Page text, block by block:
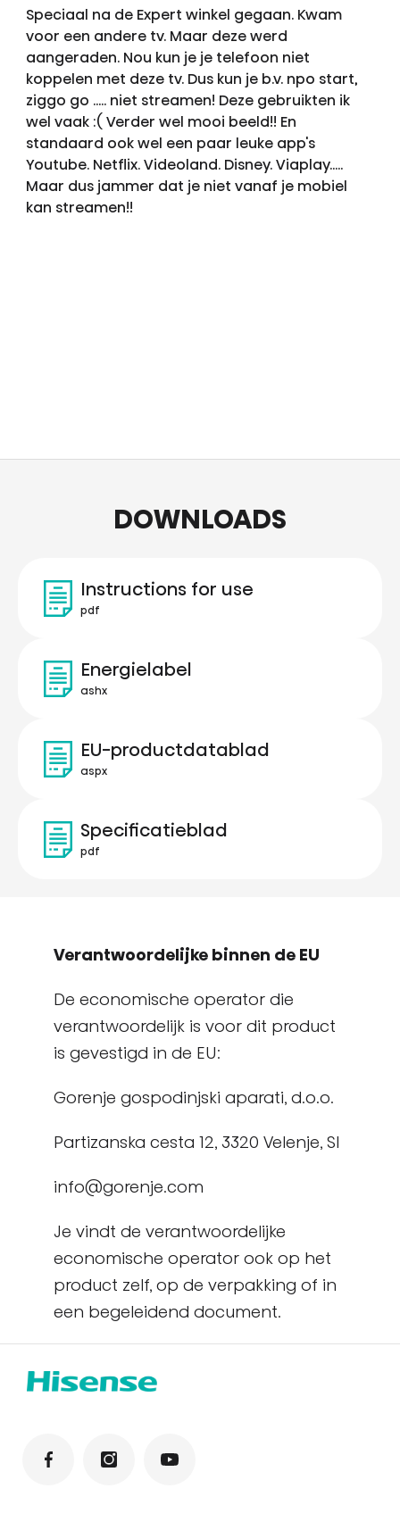
Speciaal na de Expert winkel gegaan. Kwam
voor een andere tv. Maar deze werd
aangeraden. Nou kun je je telefoon niet
koppelen met deze tv. Dus kun je b.v. npo start,
ziggo go ..... niet streamen! Deze gebruikten ik
wel vaak :( Verder wel mooi beeld!! En
standaard ook wel een paar leuke app's
Youtube. Netflix. Videoland. Disney. Viaplay.....
Maar dus jammer dat je niet vanaf je mobiel
kan streamen!!
DOWNLOADS
Instructions for use
pdf
Energielabel
ashx
EU-productdatablad
aspx
Specificatieblad
pdf
Verantwoordelijke binnen de EU
De economische operator die
verantwoordelijk is voor dit product
is gevestigd in de EU:
Gorenje gospodinjski aparati, d.o.o.
Partizanska cesta 12, 3320 Velenje, SI
info@gorenje.com
Je vindt de verantwoordelijke
economische operator ook op het
product zelf, op de verpakking of in
een begeleidend document.